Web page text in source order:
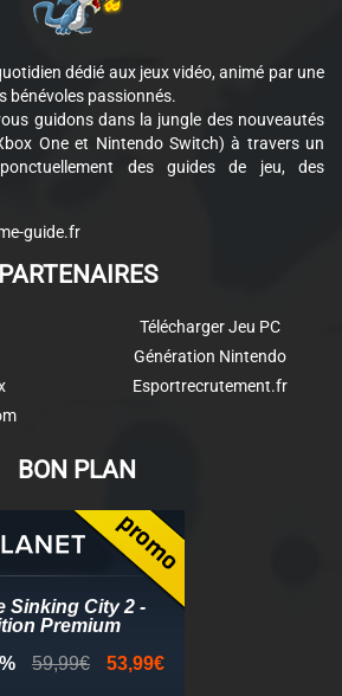
dédié aux jeux vidéo, animé par une
bénévoles passionnés.
guidons dans la jungle des nouveautés
One et Nintendo Switch) à travers un
des guides de jeu, des
guide.fr
PARTENAIRES
Télécharger Jeu PC
Génération Nintendo
Esportrecrutement.fr
BON PLAN